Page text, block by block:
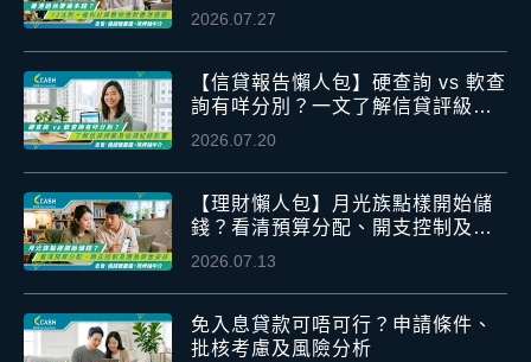
2026.07.27
【信貸報告懶人包】硬查詢 vs 軟查
詢有咩分別？一文了解信貸評級及
信貸紀錄影響
2026.07.20
【理財懶人包】月光族點樣開始儲
錢？看清預算分配、開支控制及應
急資金安排
2026.07.13
免入息貸款可唔可行？申請條件、
批核考慮及風險分析